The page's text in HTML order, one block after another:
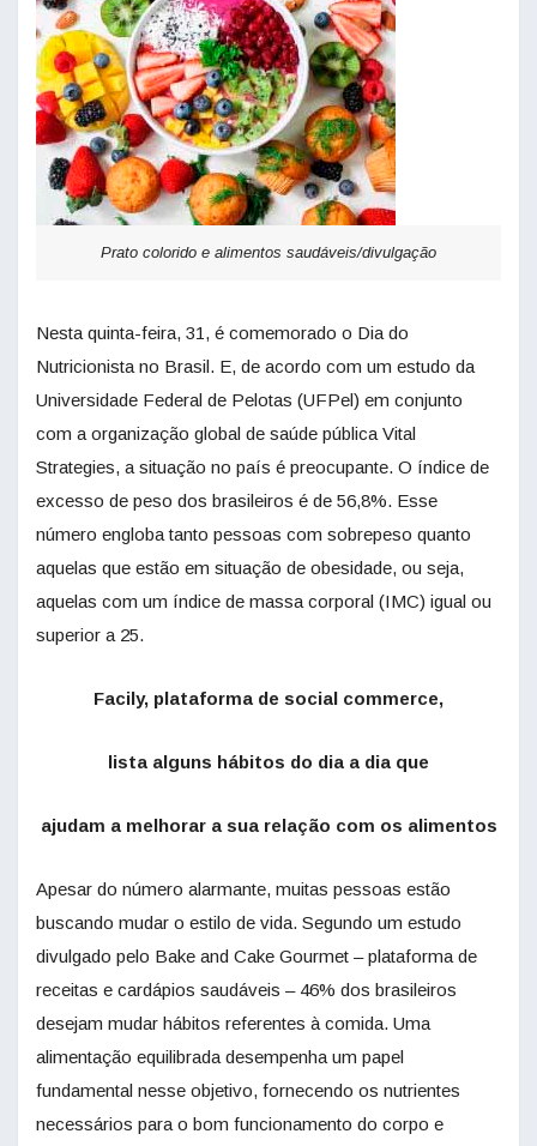
Prato colorido e alimentos saudáveis/divulgação
Nesta quinta-feira, 31, é comemorado o Dia do
Nutricionista no Brasil. E, de acordo com um estudo da
Universidade Federal de Pelotas (UFPel) em conjunto
com a organização global de saúde pública Vital
Strategies, a situação no país é preocupante. O índice de
excesso de peso dos brasileiros é de 56,8%. Esse
número engloba tanto pessoas com sobrepeso quanto
aquelas que estão em situação de obesidade, ou seja,
aquelas com um índice de massa corporal (IMC) igual ou
superior a 25.
Facily, plataforma de social commerce,
lista alguns hábitos do dia a dia que
ajudam a melhorar a sua relação com os alimentos
Apesar do número alarmante, muitas pessoas estão
buscando mudar o estilo de vida. Segundo um estudo
divulgado pelo Bake and Cake Gourmet – plataforma de
receitas e cardápios saudáveis – 46% dos brasileiros
desejam mudar hábitos referentes à comida. Uma
alimentação equilibrada desempenha um papel
fundamental nesse objetivo, fornecendo os nutrientes
necessários para o bom funcionamento do corpo e